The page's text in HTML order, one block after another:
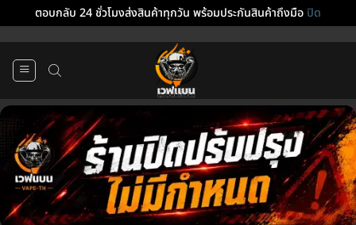
ตอบกลับ 24 ชั่วโมงส่งสินค้าทุกวัน พร้อมประกันสินค้าถึงมือปิด